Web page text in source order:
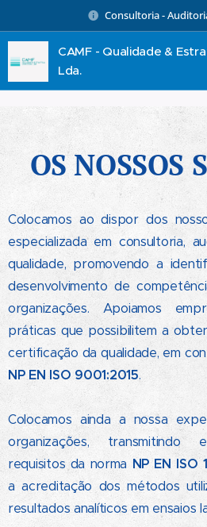
Consultoria -
CAMF - Qualidade &
Lda.
OS NOSSOS
Colocamos ao dispor dos
especializada em consultoria,
qualidade, promovendo a
desenvolvimento de
organizações. Apoiamos
práticas que possibilitem a
certificação da qualidade, em
NP EN ISO 9001:2015.
Colocamos ainda a nossa
organizações, transmitindo
requisitos da norma NP EN ISO
a acreditação dos métodos
resultados analíticos em ensaios